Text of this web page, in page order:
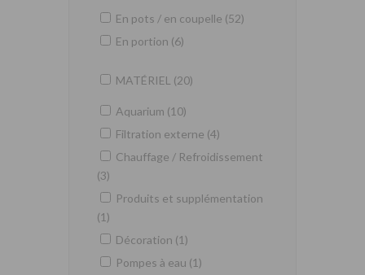
En pots / en coupelle (52)
En portion (6)
MATÉRIEL (20)
Aquarium (10)
Filtration externe (4)
Chauffage / Refroidissement
(3)
Produits et supplémentation
(1)
Décoration (1)
Pompes à eau (1)